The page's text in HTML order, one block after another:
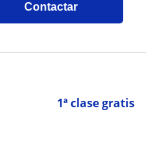
Contactar
1ª clase gratis